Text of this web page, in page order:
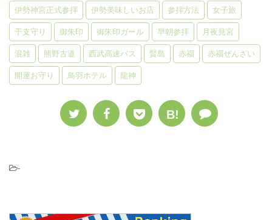
伊勢神宮正式参拝 伊勢美味しいお店 参拝方法 女子旅
干支守り 御朱印 御朱印ガール 早朝参拝 月夜見宮
混雑 熊野古道 西武高速バス 賢島 赤福 赤福ぜんざい
開運お守り 鳥羽ホテル 龍神
B!
-